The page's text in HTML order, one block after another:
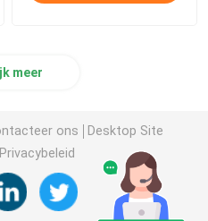
meer
ons
Desktop Site
Privacybeleid